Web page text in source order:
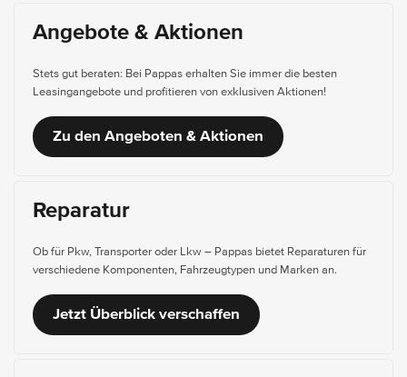
Angebote & Aktionen
Stets gut beraten: Bei Pappas erhalten Sie immer die besten
Leasingangebote und profitieren von exklusiven Aktionen!
Zu den Angeboten & Aktionen
Reparatur
Ob für Pkw, Transporter oder Lkw – Pappas bietet Reparaturen für
verschiedene Komponenten, Fahrzeugtypen und Marken an.
Jetzt Überblick verschaffen